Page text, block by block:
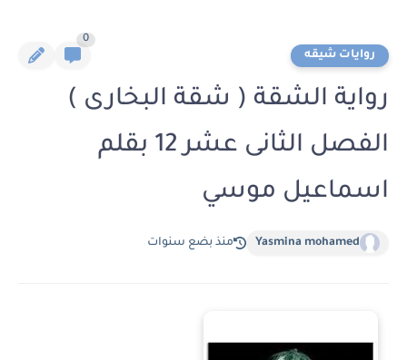
روايات شيقه
0
رواية الشقة ( شقة البخارى )
الفصل الثانى عشر 12 بقلم
اسماعيل موسي
Yasmina mohamed منذ بضع سنوات